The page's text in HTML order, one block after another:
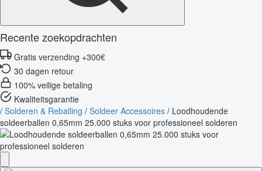
Recente zoekopdrachten
Gratis verzending +300€
30 dagen retour
100% veilige betaling
Kwaliteitsgarantie
/ Solderen & Reballing / Soldeer Accessoires / Loodhoudende
soldeerballen 0,65mm 25.000 stuks voor professioneel solderen